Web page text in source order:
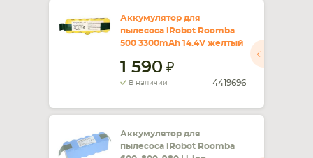
Аккумулятор для
пылесоса iRobot Roomba
500 3300mAh 14.4V желтый
1 590
В наличии 4419696
Аккумулятор для
пылесоса iRobot Roomba